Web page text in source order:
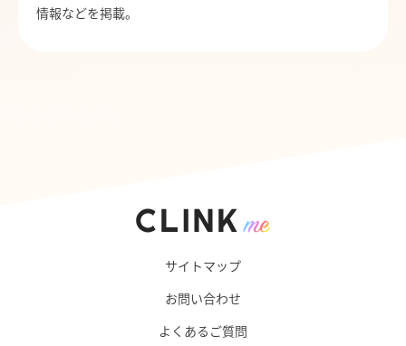
情報などを掲載。
サイトマップ
お問い合わせ
よくあるご質問